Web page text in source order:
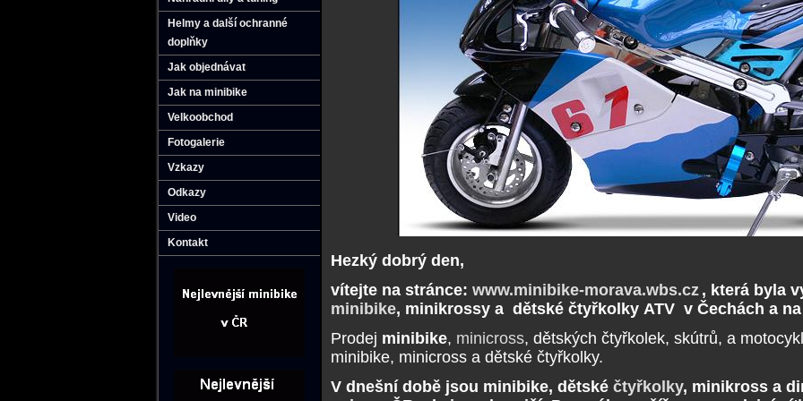
Helmy a další ochranné
doplňky
Jak objednávat
Jak na minibike
Velkoobchod
Fotogalerie
Vzkazy
Odkazy
Video
Kontakt
Hezký dobrý den,
vítejte na stránce: www.minibike-morava.wbs.cz , která byla
minibike, minikrossy a dětské čtyřkolky ATV v Čechách a na
Prodej minibike, minicross, dětských čtyřkolek, skútrů, a
minibike, minicross a dětské čtyřkolky.
V dnešní době jsou minibike, dětské čtyřkolky, minikross a